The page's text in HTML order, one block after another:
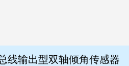
线输出型双轴倾角传感器